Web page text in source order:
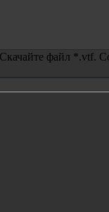
файл *.vtf.